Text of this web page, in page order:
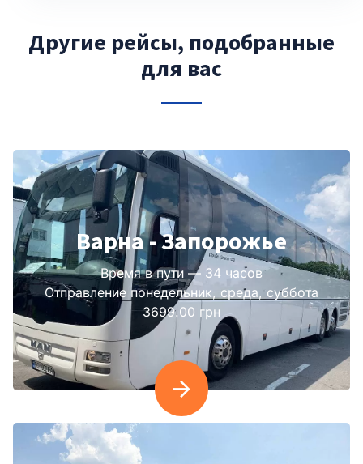
Другие рейсы, подобранные
для вас
Варна - Запорожье
Время в пути — 34 часов
Отправление понедельник, среда, суббота
3699.00 грн